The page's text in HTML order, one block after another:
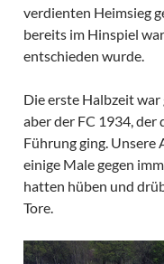
verdienten Heimsieg
bereits im Hinspiel
entschieden wurde.
Die erste Halbzeit war
aber der FC 1934, der
Führung ging.
einige Male gegen
hatten hüben und
Tore.